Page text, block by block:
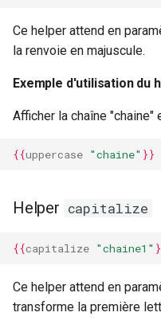
Ce helper attend en
la renvoie en majuscule.
Exemple d'utilisation du
Afficher la chaîne "chaine"
{{uppercase "chaine" }}
Helper capitalize
{{capitalize "chaine1"
Ce helper attend en
transforme la première